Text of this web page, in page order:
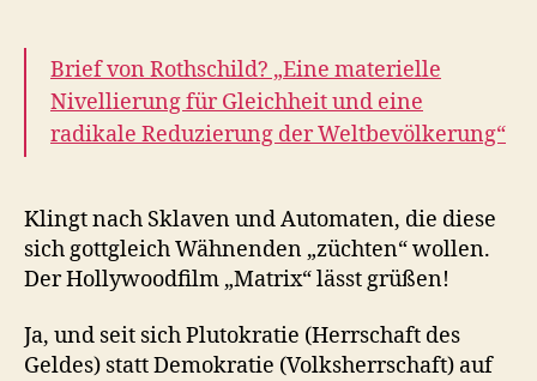
Brief von Rothschild? „Eine materielle
Nivellierung für Gleichheit und eine
radikale Reduzierung der Weltbevölkerung“
Klingt nach Sklaven und Automaten, die diese
sich gottgleich Wähnenden „züchten“ wollen.
Der Hollywoodfilm „Matrix“ lässt grüßen!
Ja, und seit sich Plutokratie (Herrschaft des
Geldes) statt Demokratie (Volksherrschaft) auf